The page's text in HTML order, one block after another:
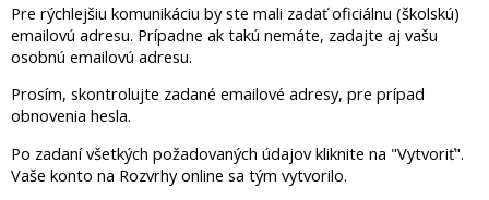
Pre rýchlejšiu komunikáciu by ste mali zadať oficiálnu (školskú)
emailovú adresu. Prípadne ak takú nemáte, zadajte aj vašu
osobnú emailovú adresu.
Prosím, skontrolujte zadané emailové adresy, pre prípad
obnovenia hesla.
Po zadaní všetkých požadovaných údajov kliknite na "Vytvoriť".
Vaše konto na Rozvrhy online sa tým vytvorilo.